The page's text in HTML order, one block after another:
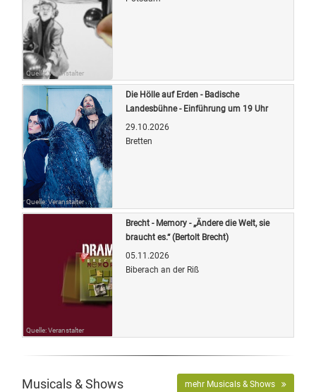
Quelle: Veranstalter
Quelle: Veranstalter
Die Hölle auf Erden - Badische
Landesbühne - Einführung um 19 Uhr
29.10.2026
Bretten
Quelle: Veranstalter
Brecht - Memory - „Ändere die Welt, sie
braucht es.“ (Bertolt Brecht)
05.11.2026
Biberach an der Riß
Musicals & Shows mehr Musicals & Shows